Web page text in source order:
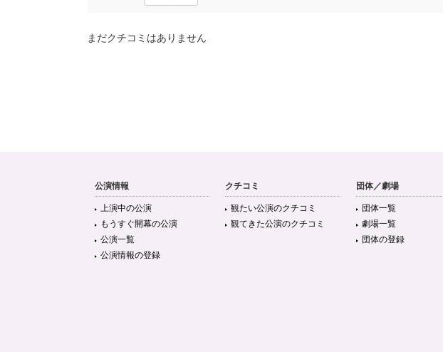
まだクチコミはありません
公演情報
上演中の公演
もうすぐ開幕の公演
公演一覧
公演情報の登録
クチコミ
観たい公演のクチコミ
観てきた公演のクチコミ
団体／劇場
団体一覧
劇場一覧
団体の登録